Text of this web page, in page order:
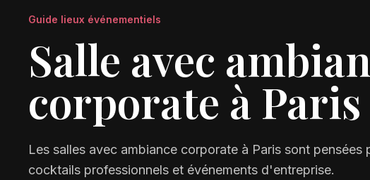
Guide lieux événementiels
Salle avec
corporate à Paris
Les salles avec ambiance corporate à Paris sont pensées
cocktails professionnels et événements d'entreprise.